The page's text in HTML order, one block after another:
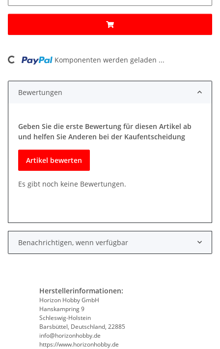
Komponenten werden geladen ...
Bewertungen
Geben Sie die erste Bewertung für diesen Artikel ab
und helfen Sie Anderen bei der Kaufentscheidung
Artikel bewerten
Es gibt noch keine Bewertungen.
Benachrichtigen, wenn verfügbar
Herstellerinformationen:
Horizon Hobby GmbH
Hanskampring 9
Schleswig-Holstein
Barsbüttel, Deutschland, 22885
info@horizonhobby.de
https://www.horizonhobby.de